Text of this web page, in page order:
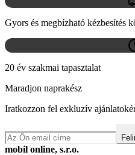
Gyors és megbízható kézbesítés
20 év szakmai tapasztalat
Maradjon naprakész
Iratkozzon fel exkluzív
mobil online, s.r.o.